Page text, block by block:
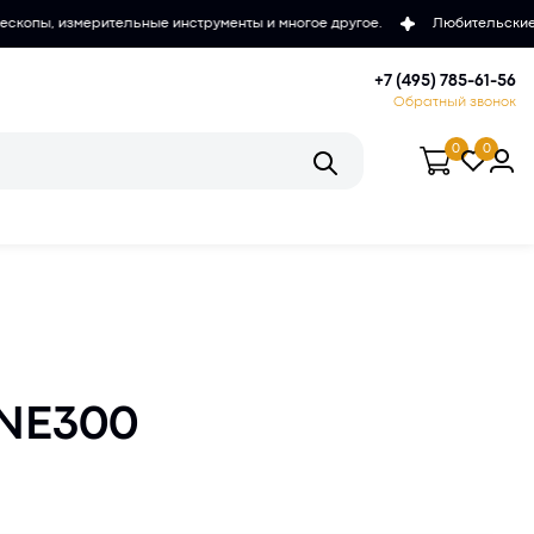
инструменты и многое другое. Любительские и
+7 (495) 785-61-56
Обратный звонок
0 0